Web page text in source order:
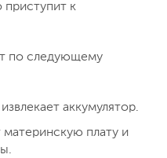
приступит к
по следующему
аккумулятор.
материнскую плату и